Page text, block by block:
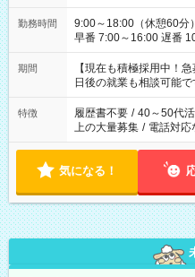
勤務時間
9:00～18:00（休憩60分） ■ご希望があれば下記シフトもOK
早番 7:00～16:00 遅番 10:00～19:00 「
い」 「余裕を持って夕
たくない」 など、ご希望を教
の方へ 今ご覧のお仕事
の勤務時間。 合計で週
期間
【現在も積極採用中！
日後の就業も相談可能で
特徴 履歴書不要 / 40～50代
上の大量募集 / 電話対応
気になる！